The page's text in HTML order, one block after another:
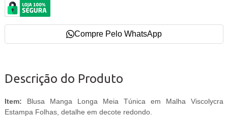
Compre Pelo WhatsApp
Descrição do Produto
Item: Blusa Manga Longa Meia Túnica em Malha Viscolycra
Estampa Folhas, detalhe em decote redondo.